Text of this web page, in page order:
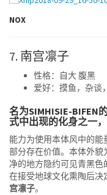
NOX
7. 南宫凛子
性格：自大 腹黑
爱好：摸鱼，杂谈
名为SIMHISIE-BIFEN
式中出现的化身之一
能力为使用本体风中的
部分存在价值。本体外
净的地方隐约可见青黑色
在接受地球文化熏陶后决
宫凛子。